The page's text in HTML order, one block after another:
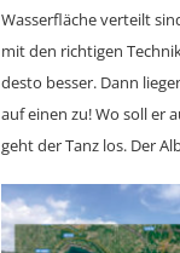
Wasserfläche verteilt
mit den richtigen
desto besser. Dann
auf einen zu! Wo soll er
geht der Tanz los. Der